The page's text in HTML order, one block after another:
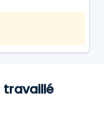
travaillé